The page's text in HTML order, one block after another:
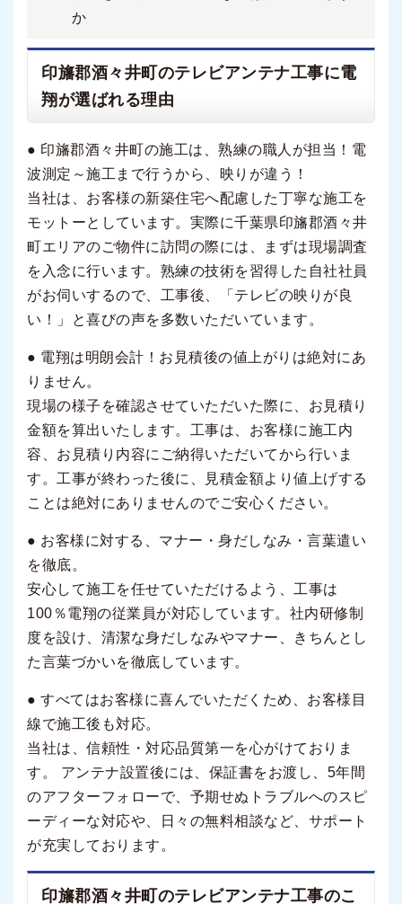
か
印旛郡酒々井町のテレビアンテナ工事に電
翔が選ばれる理由
● 印旛郡酒々井町の施工は、熟練の職人が担当！電
波測定～施工まで行うから、映りが違う！
当社は、 お客様の新築住宅へ配慮した丁寧な施工を
モットーとしています。 実際に千葉県印旛郡酒々井
町エリアのご物件に訪問の際には、
まずは現場調査
を入念に行います。熟練の技術を習得した自社社員
がお伺いするので、工事後、「 テレビの映りが良
い！」と喜びの声を多数いただいています。
● 電翔は明朗会計！お見積後の値上がりは絶対にあ
りません。
現場の様子を確認させていただいた際に、お見積り
金額を算出いたします。工事は、お客様に施工内
容、お見積り内容にご納得いただいてから行いま
す。工事が終わった後に、見積金額より値上げする
ことは絶対にありませんのでご安心ください。
● お客様に対する、マナー・身だしなみ・言葉遣い
を徹底。
安心して施工を任せていただけるよう、工事は
100％電翔の従業員が対応しています。社内研修制
度を設け、清潔な身だしなみやマナー、きちんとし
た言葉づかいを徹底しています。
● すべてはお客様に喜んでいただくため、お客様目
線で施工後も対応。
当社は、信頼性・対応品質第一を心がけておりま
す。 アンテナ設置後には、保証書をお渡し、5年間
のアフターフォローで、予期せぬトラブルへのスピ
ーディーな対応や、日々の無料相談など、サポート
が充実しております。
印旛郡酒々井町のテレビアンテナ工事のこ